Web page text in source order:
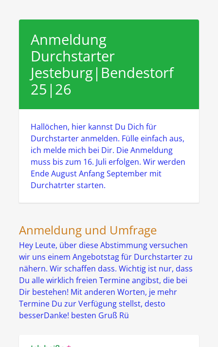
Anmeldung
Durchstarter
Jesteburg|Bendestorf
25|26
Hallöchen, hier kannst Du Dich für
Durchstarter anmelden. Fülle einfach aus,
ich melde mich bei Dir. Die Anmeldung
muss bis zum 16. Juli erfolgen. Wir werden
Ende August Anfang September mit
Durchatrter starten.
Anmeldung und Umfrage
Hey Leute, über diese Abstimmung versuchen
wir uns einem Angebotstag für Durchstarter zu
nähern. Wir schaffen dass. Wichtig ist nur, dass
Du alle wirklich freien Termine angibst, die bei
Dir bestehen! Mit anderen Worten, je mehr
Termine Du zur Verfügung stellst, desto
besserDanke! besten Gruß Rü